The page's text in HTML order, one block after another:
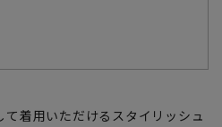
着用いただけるスタイリッシュ